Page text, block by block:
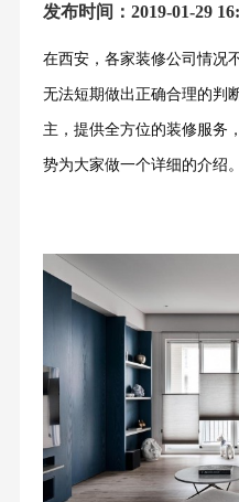
发布时间：2019-01-29
在西安，各家装修公司情况
无法短期做出正确合理的判
主，提供全方位的装修服务
势为大家做一个详细的介绍。